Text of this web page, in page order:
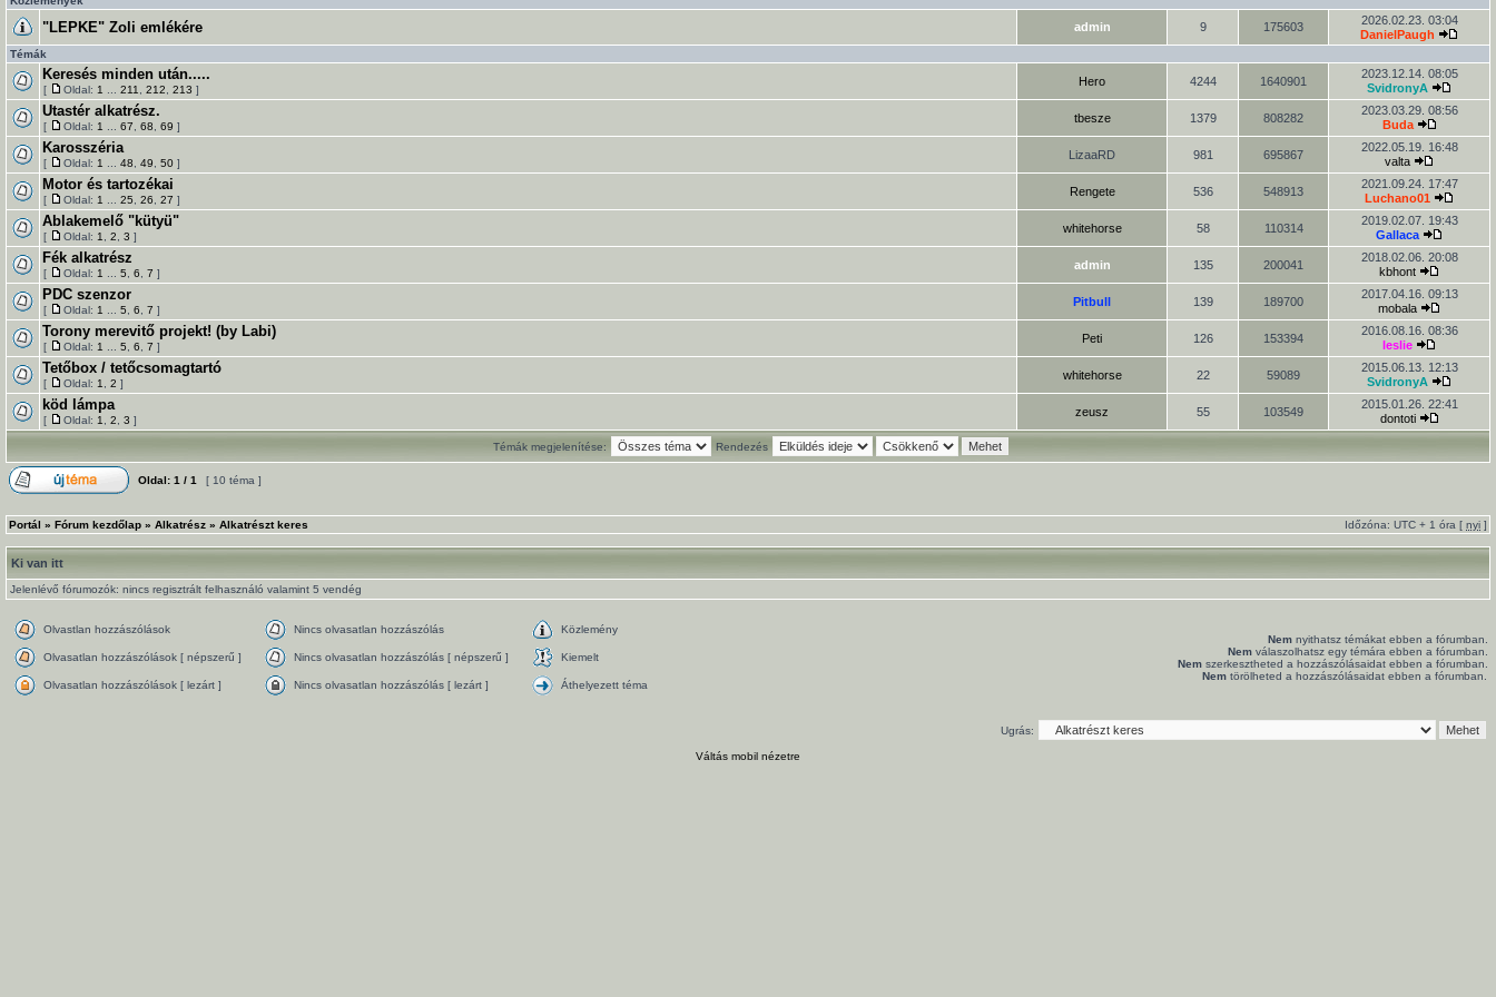
"LEPKE" Zoli emlékére admin 9 175603
2026.02.23. 03:04
DanielPaugh
Témák
Keresés minden után.....
[ Oldal: 1 211 212 213 ]
Hero 4244 1640901
2023.12.14. 08:05
SvidronyA
Utastér alkatrész.
[ Oldal: 1 67 68 69 ]
tbesze 1379 808282
2023.03.29. 08:56
Buda
Karosszéria
[ Oldal: 1 48 49 50 ]
LizaaRD 981 695867
2022.05.19. 16:48
valta
Motor és tartozékai
[ Oldal: 1 25 26 27 ]
Rengete 536 548913
2021.09.24. 17:47
Luchano01
Ablakemelő "kütyü"
[ Oldal: 1 2 3 ]
whitehorse 58 110314
2019.02.07. 19:43
Gallaca
Fék alkatrész
[ Oldal: 1 5 6 7 ]
admin 135 200041
2018.02.06. 20:08
kbhont
PDC szenzor
[ Oldal: 1 5 6 7 ]
Pitbull 139 189700
2017.04.16. 09:13
mobala
Torony merevitő projekt! (by Labi)
[ Oldal: 1 5 6 7 ]
Peti 126 153394
2016.08.16. 08:36
leslie
Tetőbox / tetőcsomagtartó
[ Oldal: 1 2 ]
whitehorse 22 59089
2015.06.13. 12:13
SvidronyA
köd lámpa
[ Oldal: 1 2 3 ]
zeusz 55 103549
2015.01.26. 22:41
dontoti
Témák megjelenítése: Rendezés
Oldal: 1 / 1 [ 10 téma ]
Portál » Fórum kezdőlap » Alkatrész » Alkatrészt keres Időzóna: UTC + 1 óra [ nyi ]
Ki van itt
Jelenlévő fórumozók: nincs regisztrált felhasználó valamint 5 vendég
Olvastlan hozzászólások Nincs olvasatlan hozzászólás Közlemény
Olvasatlan hozzászólások [ népszerű ] Nincs olvasatlan hozzászólás [ népszerű ] Kiemelt
Olvasatlan hozzászólások [ lezárt ] Nincs olvasatlan hozzászólás [ lezárt ] Áthelyezett téma
Nem nyithatsz témákat ebben a fórumban.
Nem válaszolhatsz egy témára ebben a fórumban.
Nem szerkesztheted a hozzászólásaidat ebben a fórumban.
Nem törölheted a hozzászólásaidat ebben a fórumban.
Ugrás:
Váltás mobil nézetre